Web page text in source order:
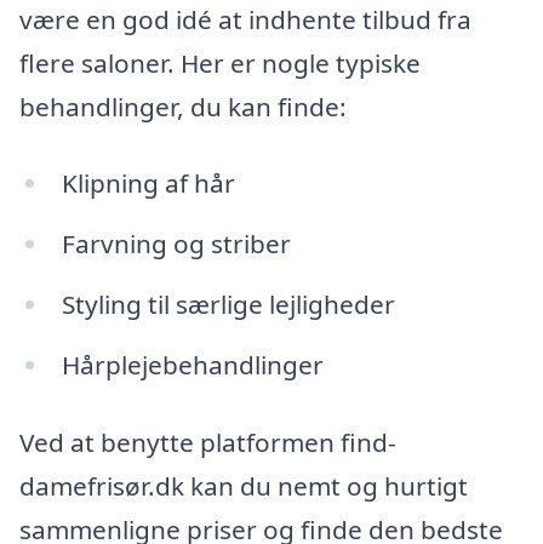
være en god idé at indhente tilbud fra
flere saloner. Her er nogle typiske
behandlinger, du kan finde:
Klipning af hår
Farvning og striber
Styling til særlige lejligheder
Hårplejebehandlinger
Ved at benytte platformen find-
damefrisør.dk kan du nemt og hurtigt
sammenligne priser og finde den bedste